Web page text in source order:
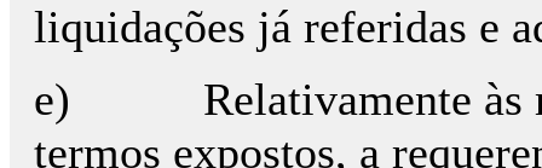
liquidações já referidas e
e)
Relativamente
termos expostos, a